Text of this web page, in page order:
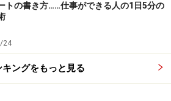
トの書き方……仕事ができる人の1日5分の
24
キングをもっと見る